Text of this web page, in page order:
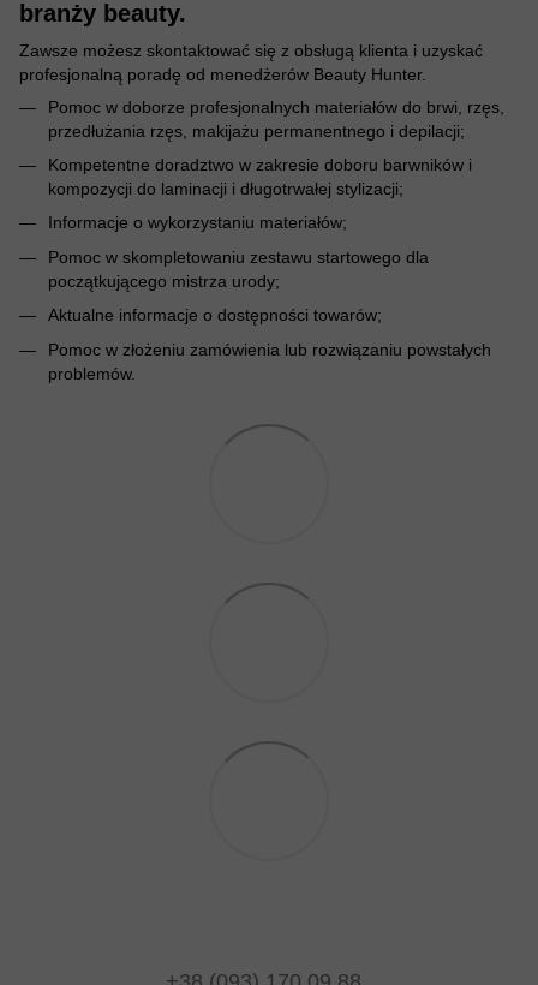
branży beauty.
Zawsze możesz skontaktować się z obsługą klienta i uzyskać
profesjonalną poradę od menedżerów Beauty Hunter.
Pomoc w doborze profesjonalnych materiałów do brwi, rzęs,
przedłużania rzęs, makijażu permanentnego i depilacji;
Kompetentne doradztwo w zakresie doboru barwników i
kompozycji do laminacji i długotrwałej stylizacji;
Informacje o wykorzystaniu materiałów;
Pomoc w skompletowaniu zestawu startowego dla
początkującego mistrza urody;
Aktualne informacje o dostępności towarów;
Pomoc w złożeniu zamówienia lub rozwiązaniu powstałych
problemów.